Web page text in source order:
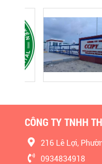
CÔNG TY TNHH
216 Lê Lợi,
0934834918